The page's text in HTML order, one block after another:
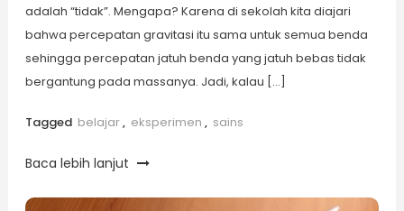
adalah “tidak”. Mengapa? Karena di sekolah kita diajari
bahwa percepatan gravitasi itu sama untuk semua benda
sehingga percepatan jatuh benda yang jatuh bebas tidak
bergantung pada massanya. Jadi, kalau […]
Tagged belajar, eksperimen , sains
Baca lebih lanjut